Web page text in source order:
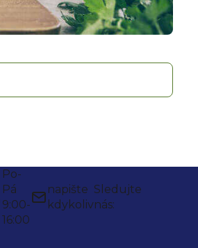
Po-
Pá
9:00-
16:00
napište
kdykoliv
Sledujte
nás: